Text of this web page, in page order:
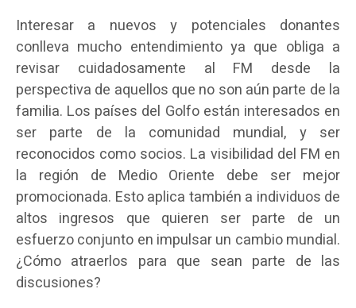
Interesar a nuevos y potenciales donantes
conlleva mucho entendimiento ya que obliga a
revisar cuidadosamente al FM desde la
perspectiva de aquellos que no son aún parte de la
familia. Los países del Golfo están interesados en
ser parte de la comunidad mundial, y ser
reconocidos como socios. La visibilidad del FM en
la región de Medio Oriente debe ser mejor
promocionada. Esto aplica también a individuos de
altos ingresos que quieren ser parte de un
esfuerzo conjunto en impulsar un cambio mundial.
¿Cómo atraerlos para que sean parte de las
discusiones?